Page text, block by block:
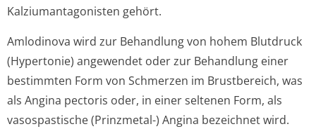
Kalziumantagonisten gehört.
Amlodinova wird zur Behandlung von hohem Blutdruck
(Hypertonie) angewendet oder zur Behandlung einer
bestimmten Form von Schmerzen im Brustbereich, was
als Angina pectoris oder, in einer seltenen Form, als
vasospastische (Prinzmetal-) Angina bezeichnet wird.